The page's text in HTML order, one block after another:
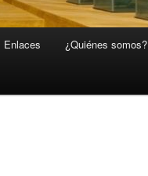
Enlaces ¿Quiénes somos?